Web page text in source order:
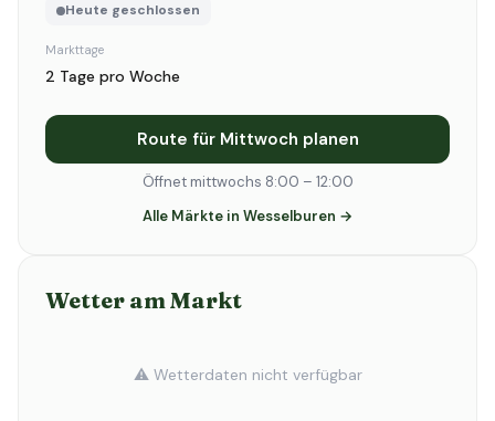
Heute geschlossen
Markttage
2 Tage pro Woche
Route für Mittwoch planen
Öffnet mittwochs 8:00 – 12:00
Alle Märkte in Wesselburen →
Wetter am Markt
⚠️ Wetterdaten nicht verfügbar